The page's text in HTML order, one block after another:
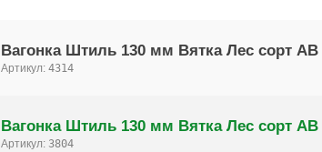
Вагонка Штиль 130 мм Вятка Лес сорт AB
Артикул: 4314
Вагонка Штиль 130 мм Вятка Лес сорт AB
Артикул: 3804